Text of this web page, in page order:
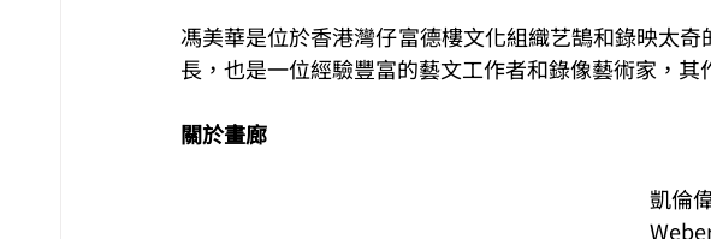
馮美華是位於香港灣仔富德樓文化組織艺鵠和錄映太
長，也是一位經驗豐富的藝文工作者和錄像藝術家，其
關於畫廊
凱倫